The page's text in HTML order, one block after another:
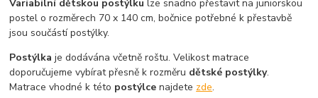
Variabilní dětskou postýlku lze snadno přestavit na juniorskou
postel o rozměrech 70 x 140 cm, bočnice potřebné k přestavbě
jsou součástí postýlky.
Postýlkaje dodávána včetně roštu. Velikost matrace
doporučujeme vybírat přesně k rozměru dětské postýlky.
Matrace vhodné k této postýlcenajdete zde.